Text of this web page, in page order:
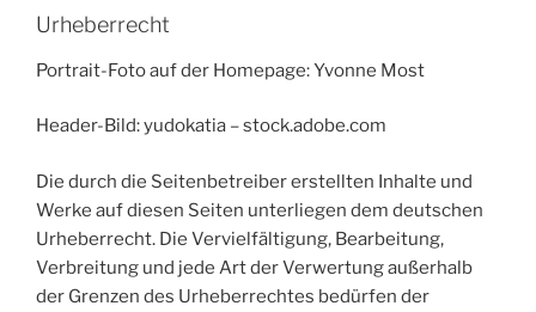
Urheberrecht
Portrait-Foto auf der Homepage: Yvonne Most
Header-Bild: yudokatia – stock.adobe.com
Die durch die Seitenbetreiber erstellten Inhalte und
Werke auf diesen Seiten unterliegen dem deutschen
Urheberrecht. Die Vervielfältigung, Bearbeitung,
Verbreitung und jede Art der Verwertung außerhalb
der Grenzen des Urheberrechtes bedürfen der